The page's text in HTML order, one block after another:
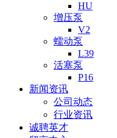
HU
增压泵
V2
蠕动泵
L39
活塞泵
P16
新闻资讯
公司动态
行业资讯
诚聘英才